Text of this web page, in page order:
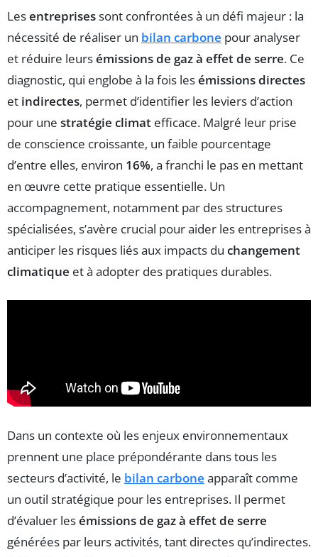
Lesentreprisessont confrontées à un défi majeur : la
nécessité de réaliser un bilan carbone pour analyser
et réduire leursémissions de gaz à effet de serre. Ce
diagnostic, qui englobe à la fois lesémissions directes
et indirectes, permet d’identifier les leviers d’action
pour une stratégie climat efficace. Malgré leur prise
de conscience croissante, un faible pourcentage
d’entre elles, environ 16%, a franchi le pas en mettant
en œuvre cette pratique essentielle. Un
accompagnement, notamment par des structures
spécialisées, s’avère crucial pour aider les entreprises à
anticiper les risques liés aux impacts du changement
climatique et à adopter des pratiques durables.
Dans un contexte où les enjeux environnementaux
prennent une place prépondérante dans tous les
secteurs d’activité, le bilan carbone apparaît comme
un outil stratégique pour les entreprises. Il permet
d’évaluer lesémissions de gaz à effet de serre
générées par leurs activités, tant directes qu’indirectes.